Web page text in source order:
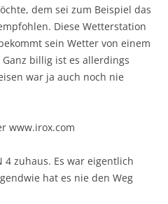
dem sei zum Beispiel das
Diese Wetterstation
sein Wetter von einem
billig ist es allerdings
war ja auch noch nie
www.irox.com
4 zuhaus. Es war eigentlich
hat es nie den Weg